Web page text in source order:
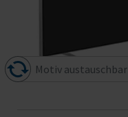
Motiv austauschbar